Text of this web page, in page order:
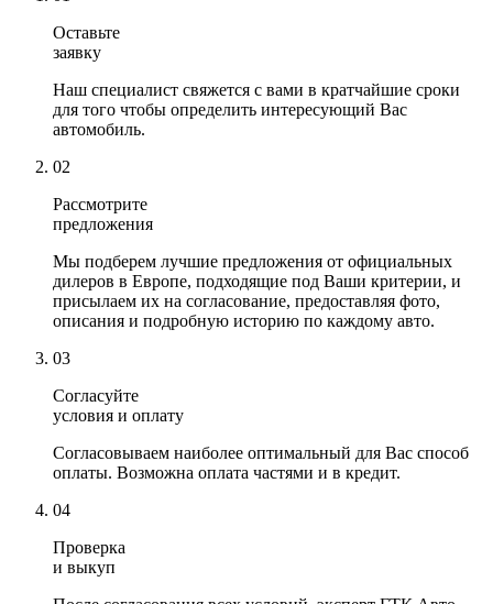
Оставьте
заявку
Наш специалист свяжется с вами в кратчайшие сроки
для того чтобы определить интересующий Вас
автомобиль.
02
Рассмотрите
предложения
Мы подберем лучшие предложения от официальных
дилеров в Европе, подходящие под Ваши критерии, и
присылаем их на согласование, предоставляя фото,
описания и подробную историю по каждому авто.
03
Согласуйте
условия и оплату
Согласовываем наиболее оптимальный для Вас способ
оплаты. Возможна оплата частями и в кредит.
04
Проверка
и выкуп